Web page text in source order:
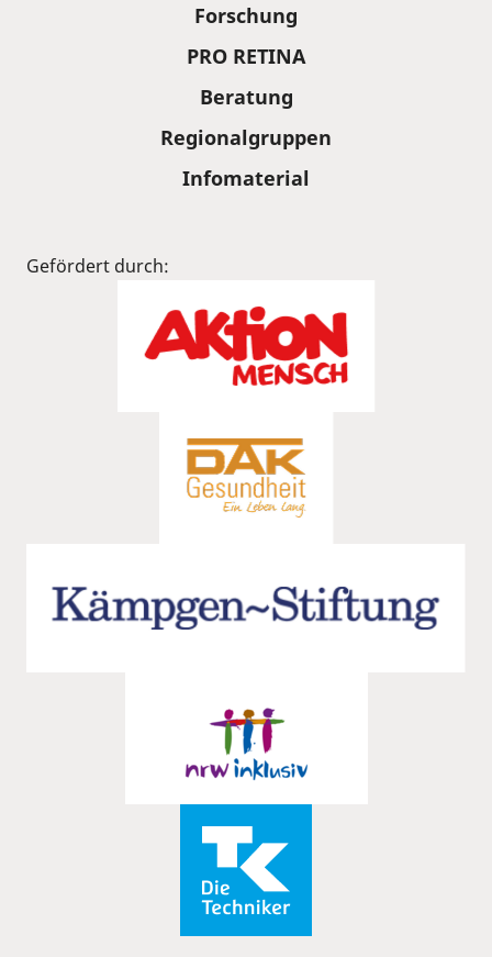
Forschung
PRO RETINA
Beratung
Regionalgruppen
Infomaterial
Gefördert durch: